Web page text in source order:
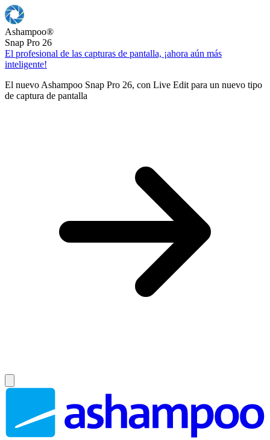
Ashampoo®
Snap Pro 26
El profesional de las capturas de pantalla, ¡ahora aún más
inteligente!
El nuevo Ashampoo Snap Pro 26, con Live Edit para un nuevo tipo
de captura de pantalla